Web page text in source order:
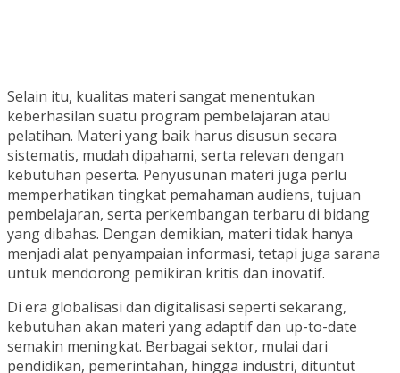
Selain itu, kualitas materi sangat menentukan
keberhasilan suatu program pembelajaran atau
pelatihan. Materi yang baik harus disusun secara
sistematis, mudah dipahami, serta relevan dengan
kebutuhan peserta. Penyusunan materi juga perlu
memperhatikan tingkat pemahaman audiens, tujuan
pembelajaran, serta perkembangan terbaru di bidang
yang dibahas. Dengan demikian, materi tidak hanya
menjadi alat penyampaian informasi, tetapi juga sarana
untuk mendorong pemikiran kritis dan inovatif.
Di era globalisasi dan digitalisasi seperti sekarang,
kebutuhan akan materi yang adaptif dan up-to-date
semakin meningkat. Berbagai sektor, mulai dari
pendidikan, pemerintahan, hingga industri, dituntut